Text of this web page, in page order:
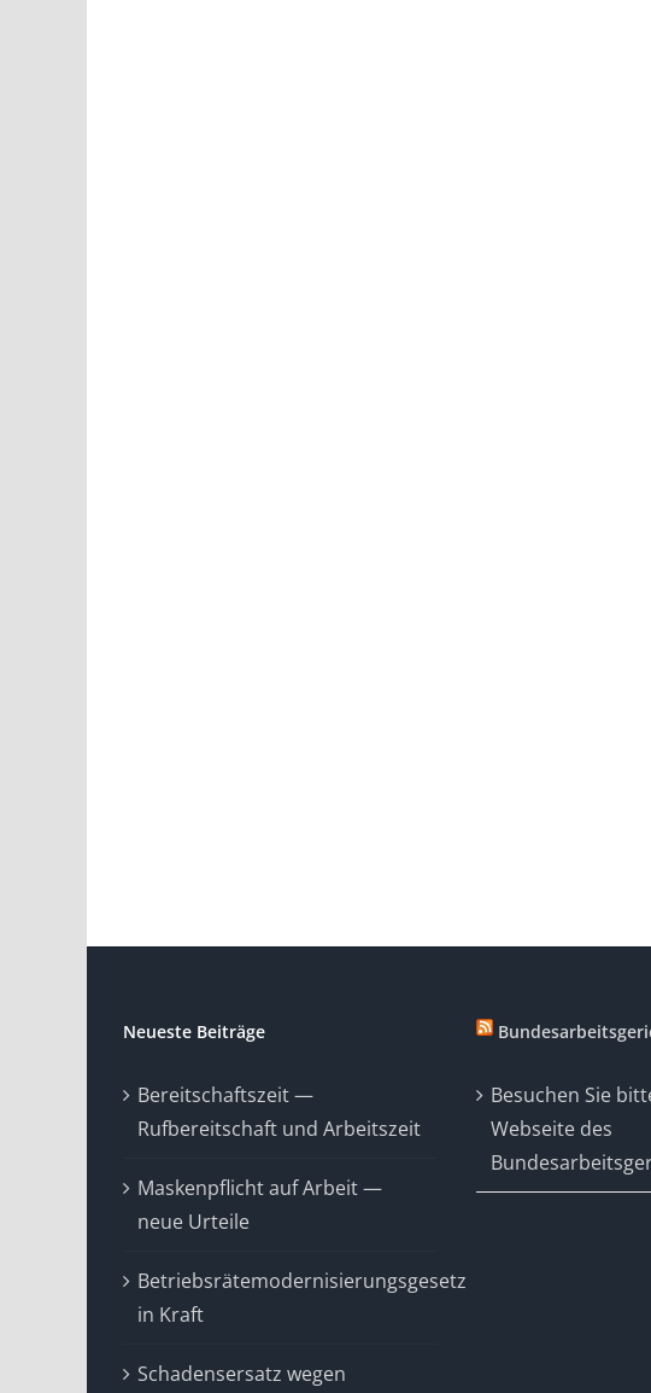
Neueste Beiträge
Bereitschaftszeit —
Rufbereitschaft und Arbeitszeit
Maskenpflicht auf Arbeit —
neue Urteile
Betriebsrätemodernisierungsgesetz
in Kraft
Schadensersatz wegen
Besuchen Sie
Webseite des